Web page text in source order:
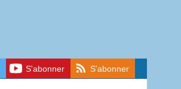
S'abonner S'abonner